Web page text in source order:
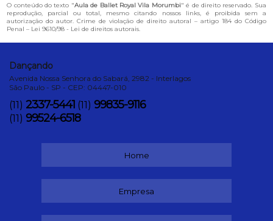
O conteúdo do texto "Aula de Ballet Royal Vila Morumbi" é de direito reservado. Sua
reprodução, parcial ou total, mesmo citando nossos links, é proibida sem a
autorização do autor. Crime de violação de direito autoral – artigo 184 do Código
Penal – Lei 9610/98 - Lei de direitos autorais.
Dançando
Avenida Nossa Senhora do Sabará, 2982 - Interlagos
São Paulo - SP - CEP: 04447-010
(11) 2337-5441 (11) 99835-9116
(11) 99524-6518
Home
Empresa